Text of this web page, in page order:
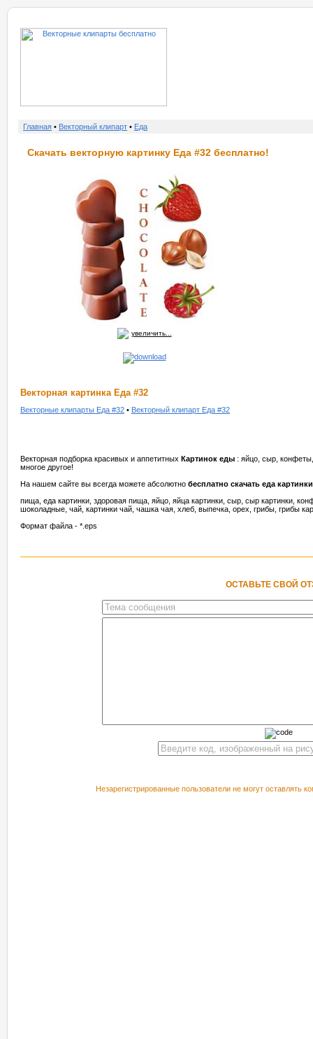
Главная • Векторный клипарт • Еда
Скачать векторную картинку Еда #32 бесплатно!
увеличить...
Векторная картинка Еда #32
Векторные клипарты Еда #32 • Векторный клипарт Еда #32
Векторная подборка красивых и аппетитных Картинок еды : яйцо, сыр,
многое другое!
На нашем сайте вы всегда можете абсолютно бесплатно скачать еда картинки
пища, еда картинки, здоровая пища, яйцо, яйца картинки, сыр, сыр картинки,
шоколадные, чай, картинки чай, чашка чая, хлеб, выпечка, орех, грибы, грибы
Формат файла - *.eps
ОСТАВЬТЕ СВОЙ
Незарегистрированные пользователи не могут оставлять